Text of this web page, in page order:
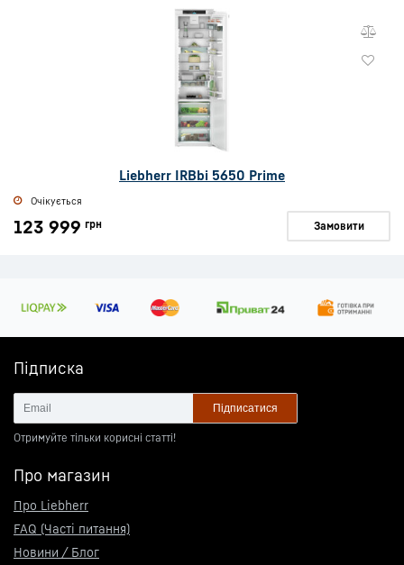
Liebherr IRBbi 5650 Prime
Очікується
123 999 грн Замовити
Підписка
Підписатися
Отримуйте тільки корисні статті!
Про магазин
Про Liebherr
FAQ (Часті питання)
Новини / Блог